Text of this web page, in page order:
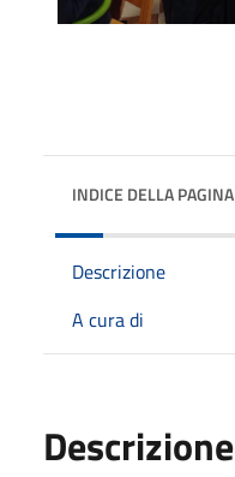
INDICE DELLA PAGINA
Descrizione
A cura di
Descrizione